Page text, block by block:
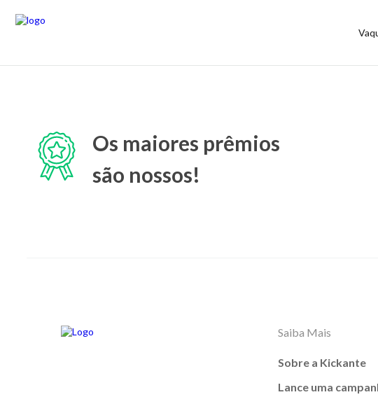
Os maiores prêmios
são nossos!
Saiba Mais
Sobre a Kickante
Lance uma